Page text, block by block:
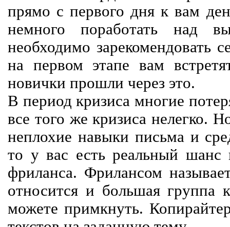
прямо с первого дня к вам
немного поработать над
необходимо зарекомендовать
на первом этапе вам
новички прошли через это.
В период кризиса многие
все того же кризиса нелегко.
неплохие навыки письма и
то у вас есть реальный шанс
фриланса. Фрилансом
относится и большая группа
можете примкнуть.